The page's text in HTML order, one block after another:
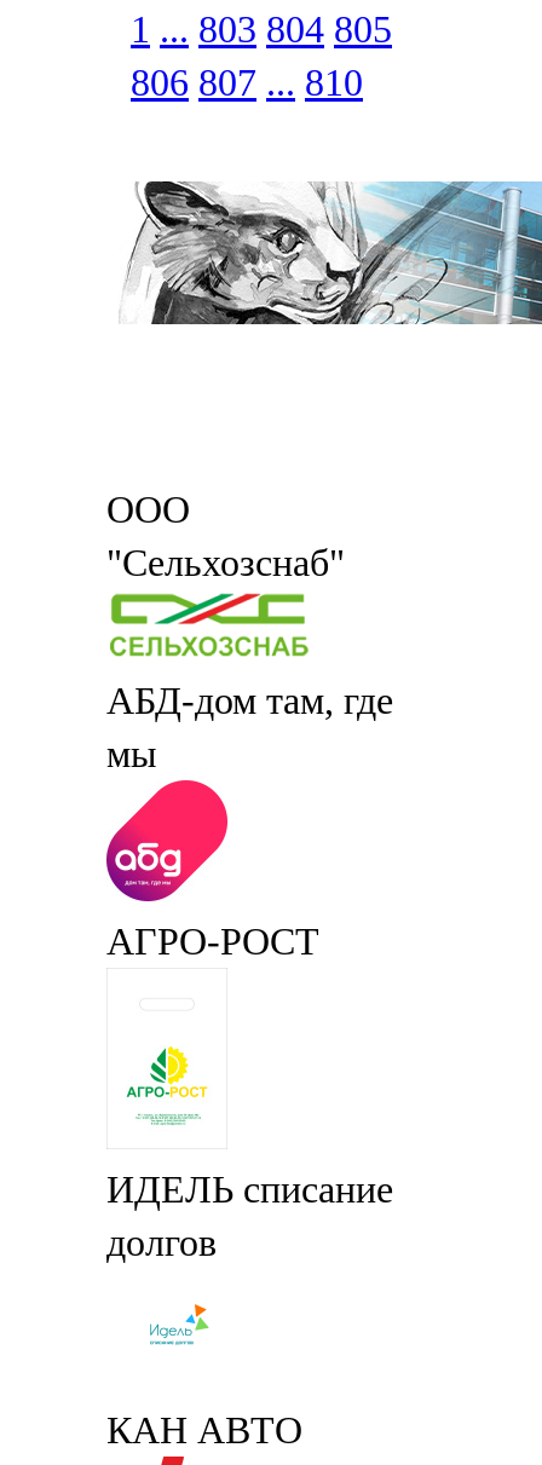
1 ... 803 804 805
806 807 ... 810
ООО
"Сельхозснаб"
АБД-дом там, где
мы
АГРО-РОСТ
ИДЕЛЬ списание
долгов
КАН АВТО